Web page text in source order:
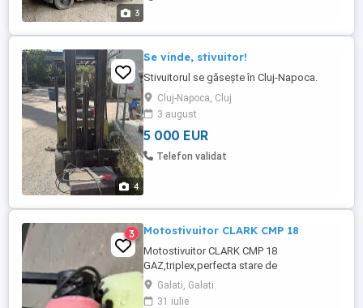
3
4
Se vinde, stivuitor!
Stivuitorul se găsește în Cluj-Napoca.
Cluj-Napoca, Cluj
3 august
5 000 EUR
Telefon validat
3 Motostivuitor CLARK CMP 18
Motostivuitor CLARK CMP 18
GAZ,triplex,perfecta stare de
functionare,persoana fizica
Galati, Galati
31 iulie